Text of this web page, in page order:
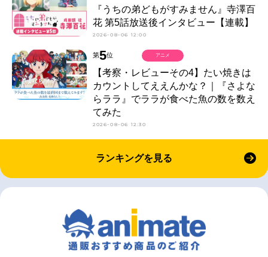
『うちの弟どもがすみません』寺澤百
花 第5話放送後インタビュー【連載】
2026-08-06 12:00
第5位
【考察・レビューその4】たい焼きは
カウントしてええんかな？｜『さよな
らララ』でララが食べた魚の数を数え
てみた
2026-08-06 12:30
アニメ
ランキングを見る